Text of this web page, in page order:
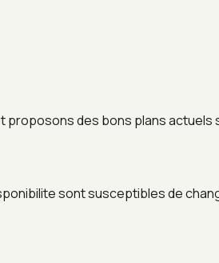
des bons plans actuels
sont susceptibles de